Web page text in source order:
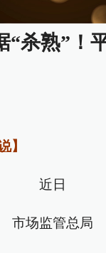
“杀熟”！
】
近日
市场监管总局